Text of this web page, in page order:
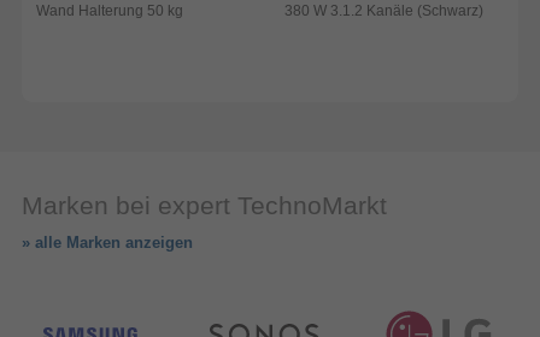
Wand Halterung 50 kg
380 W 3.1.2 Kanäle (Schwarz)
Marken bei expert TechnoMarkt
» alle Marken anzeigen